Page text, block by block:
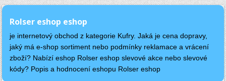
Rolser eshop eshop
je internetový obchod z kategorie Kufry. Jaká je cena dopravy,
jaký má e-shop sortiment nebo podmínky reklamace a vrácení
zboží? Nabízí eshop Rolser eshop slevové akce nebo slevové
kódy? Popis a hodnocení eshopu Rolser eshop